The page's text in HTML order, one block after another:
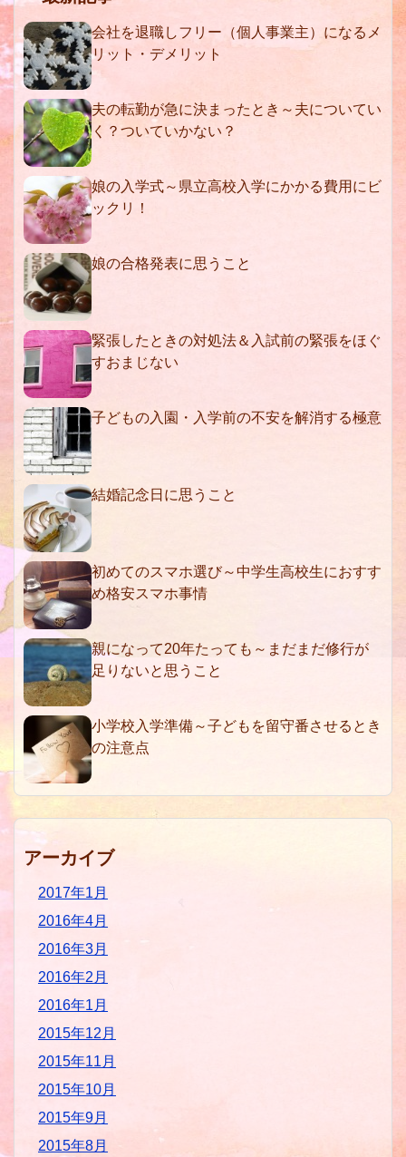
会社を退職しフリー（個人事業主）になるメ
リット・デメリット
夫の転勤が急に決まったとき～夫についてい
く？ついていかない？
娘の入学式～県立高校入学にかかる費用にビ
ックリ！
娘の合格発表に思うこと
緊張したときの対処法＆入試前の緊張をほぐ
すおまじない
子どもの入園・入学前の不安を解消する極意
結婚記念日に思うこと
初めてのスマホ選び～中学生高校生におすす
め格安スマホ事情
親になって20年たっても～まだまだ修行が
足りないと思うこと
小学校入学準備～子どもを留守番させるとき
の注意点
アーカイブ
2017年1月
2016年4月
2016年3月
2016年2月
2016年1月
2015年12月
2015年11月
2015年10月
2015年9月
2015年8月